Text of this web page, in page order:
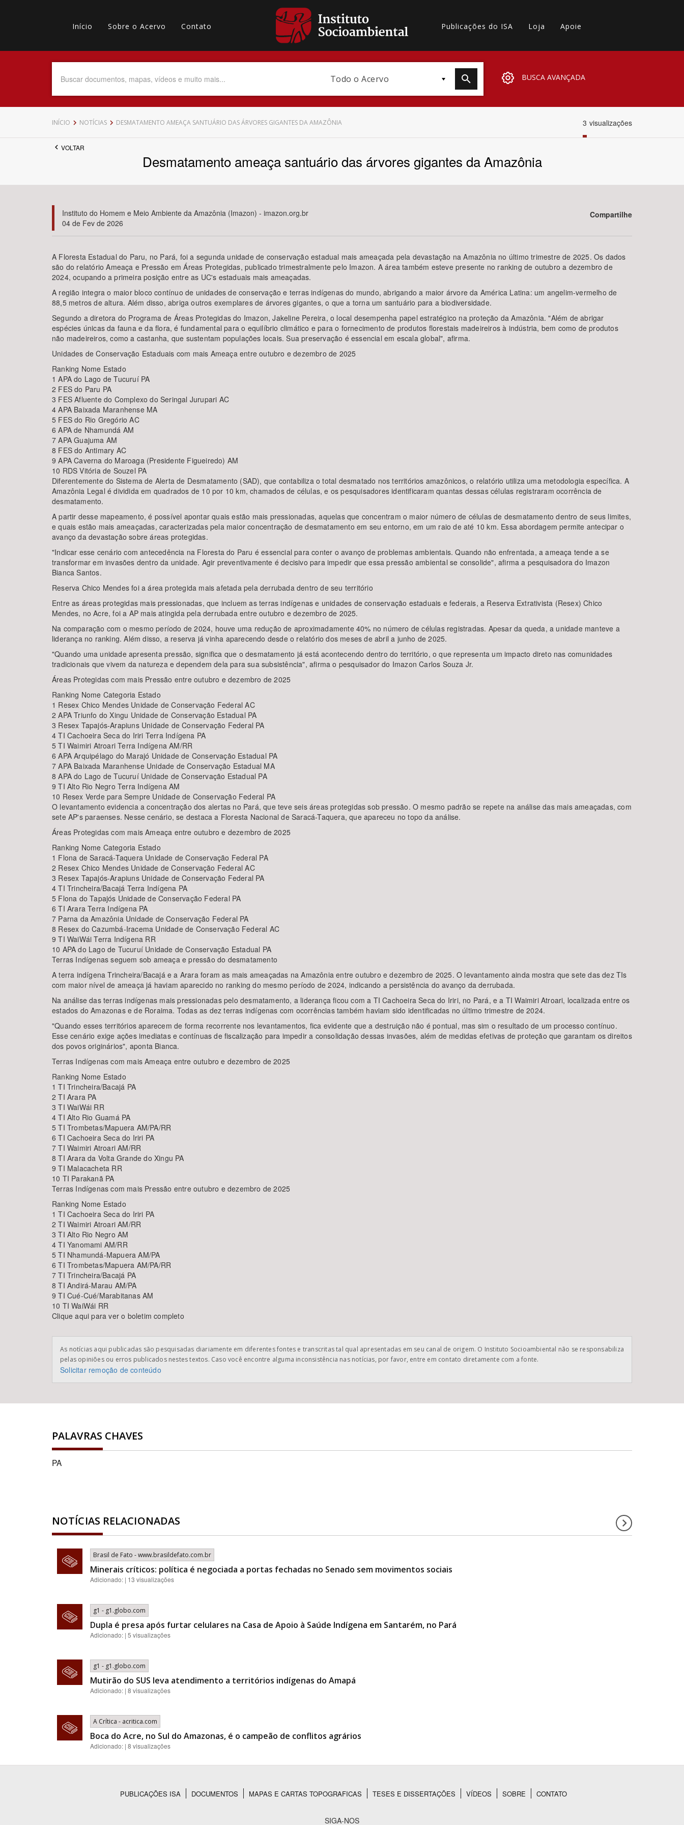
Main
navigation
Início Sobre o Acervo Contato
secundário
Publicações do ISA Loja Apoie
Todo o Acervo BUSCA AVANÇADA
Data do Documento Até
Tema
Área de Levantamento
INÍCIO NOTÍCIAS DESMATAMENTO AMEAÇA SANTUÁRIO DAS ÁRVORES GIGANTES DA AMAZÔNIA 3 visualizações
VOLTAR
Desmatamento ameaça santuário das árvores gigantes da Amazônia
Instituto do Homem e Meio Ambiente da Amazônia (Imazon) - imazon.org.br
04 de Fev de 2026
Compartilhe
A Floresta Estadual do Paru, no Pará, foi a segunda unidade de conservação estadual mais ameaçada pela devastação na Amazônia no último trimestre de 2025. Os dados
são do relatório Ameaça e Pressão em Áreas Protegidas, publicado trimestralmente pelo Imazon. A área também esteve presente no ranking de outubro a dezembro de
2024, ocupando a primeira posição entre as UC's estaduais mais ameaçadas.
A região integra o maior bloco contínuo de unidades de conservação e terras indígenas do mundo, abrigando a maior árvore da América Latina: um angelim-vermelho de
88,5 metros de altura. Além disso, abriga outros exemplares de árvores gigantes, o que a torna um santuário para a biodiversidade.
Segundo a diretora do Programa de Áreas Protegidas do Imazon, Jakeline Pereira, o local desempenha papel estratégico na proteção da Amazônia. "Além de abrigar
espécies únicas da fauna e da flora, é fundamental para o equilíbrio climático e para o fornecimento de produtos florestais madeireiros à indústria, bem como de produtos
não madeireiros, como a castanha, que sustentam populações locais. Sua preservação é essencial em escala global", afirma.
Unidades de Conservação Estaduais com mais Ameaça entre outubro e dezembro de 2025
Ranking Nome Estado
1 APA do Lago de Tucuruí PA
2 FES do Paru PA
3 FES Afluente do Complexo do Seringal Jurupari AC
4 APA Baixada Maranhense MA
5 FES do Rio Gregório AC
6 APA de Nhamundá AM
7 APA Guajuma AM
8 FES do Antimary AC
9 APA Caverna do Maroaga (Presidente Figueiredo) AM
10 RDS Vitória de Souzel PA
Diferentemente do Sistema de Alerta de Desmatamento (SAD), que contabiliza o total desmatado nos territórios amazônicos, o relatório utiliza uma metodologia específica. A
Amazônia Legal é dividida em quadrados de 10 por 10 km, chamados de células, e os pesquisadores identificaram quantas dessas células registraram ocorrência de
desmatamento.
A partir desse mapeamento, é possível apontar quais estão mais pressionadas, aquelas que concentram o maior número de células de desmatamento dentro de seus limites,
e quais estão mais ameaçadas, caracterizadas pela maior concentração de desmatamento em seu entorno, em um raio de até 10 km. Essa abordagem permite antecipar o
avanço da devastação sobre áreas protegidas.
"Indicar esse cenário com antecedência na Floresta do Paru é essencial para conter o avanço de problemas ambientais. Quando não enfrentada, a ameaça tende a se
transformar em invasões dentro da unidade. Agir preventivamente é decisivo para impedir que essa pressão ambiental se consolide", afirma a pesquisadora do Imazon
Bianca Santos.
Reserva Chico Mendes foi a área protegida mais afetada pela derrubada dentro de seu território
Entre as áreas protegidas mais pressionadas, que incluem as terras indígenas e unidades de conservação estaduais e federais, a Reserva Extrativista (Resex) Chico
Mendes, no Acre, foi a AP mais atingida pela derrubada entre outubro e dezembro de 2025.
Na comparação com o mesmo período de 2024, houve uma redução de aproximadamente 40% no número de células registradas. Apesar da queda, a unidade manteve a
liderança no ranking. Além disso, a reserva já vinha aparecendo desde o relatório dos meses de abril a junho de 2025.
"Quando uma unidade apresenta pressão, significa que o desmatamento já está acontecendo dentro do território, o que representa um impacto direto nas comunidades
tradicionais que vivem da natureza e dependem dela para sua subsistência", afirma o pesquisador do Imazon Carlos Souza Jr.
Áreas Protegidas com mais Pressão entre outubro e dezembro de 2025
Ranking Nome Categoria Estado
1 Resex Chico Mendes Unidade de Conservação Federal AC
2 APA Triunfo do Xingu Unidade de Conservação Estadual PA
3 Resex Tapajós-Arapiuns Unidade de Conservação Federal PA
4 TI Cachoeira Seca do Iriri Terra Indígena PA
5 TI Waimiri Atroari Terra Indígena AM/RR
6 APA Arquipélago do Marajó Unidade de Conservação Estadual PA
7 APA Baixada Maranhense Unidade de Conservação Estadual MA
8 APA do Lago de Tucuruí Unidade de Conservação Estadual PA
9 TI Alto Rio Negro Terra Indígena AM
10 Resex Verde para Sempre Unidade de Conservação Federal PA
O levantamento evidencia a concentração dos alertas no Pará, que teve seis áreas protegidas sob pressão. O mesmo padrão se repete na análise das mais ameaçadas, com
sete AP's paraenses. Nesse cenário, se destaca a Floresta Nacional de Saracá-Taquera, que apareceu no topo da análise.
Áreas Protegidas com mais Ameaça entre outubro e dezembro de 2025
Ranking Nome Categoria Estado
1 Flona de Saracá-Taquera Unidade de Conservação Federal PA
2 Resex Chico Mendes Unidade de Conservação Federal AC
3 Resex Tapajós-Arapiuns Unidade de Conservação Federal PA
4 TI Trincheira/Bacajá Terra Indígena PA
5 Flona do Tapajós Unidade de Conservação Federal PA
6 TI Arara Terra Indígena PA
7 Parna da Amazônia Unidade de Conservação Federal PA
8 Resex do Cazumbá-Iracema Unidade de Conservação Federal AC
9 TI WaiWái Terra Indígena RR
10 APA do Lago de Tucuruí Unidade de Conservação Estadual PA
Terras Indígenas seguem sob ameaça e pressão do desmatamento
A terra indígena Trincheira/Bacajá e a Arara foram as mais ameaçadas na Amazônia entre outubro e dezembro de 2025. O levantamento ainda mostra que sete das dez TIs
com maior nível de ameaça já haviam aparecido no ranking do mesmo período de 2024, indicando a persistência do avanço da derrubada.
Na análise das terras indígenas mais pressionadas pelo desmatamento, a liderança ficou com a TI Cachoeira Seca do Iriri, no Pará, e a TI Waimiri Atroari, localizada entre os
estados do Amazonas e de Roraima. Todas as dez terras indígenas com ocorrências também haviam sido identificadas no último trimestre de 2024.
"Quando esses territórios aparecem de forma recorrente nos levantamentos, fica evidente que a destruição não é pontual, mas sim o resultado de um processo contínuo.
Esse cenário exige ações imediatas e contínuas de fiscalização para impedir a consolidação dessas invasões, além de medidas efetivas de proteção que garantam os direitos
dos povos originários", aponta Bianca.
Terras Indígenas com mais Ameaça entre outubro e dezembro de 2025
Ranking Nome Estado
1 TI Trincheira/Bacajá PA
2 TI Arara PA
3 TI WaiWái RR
4 TI Alto Rio Guamá PA
5 TI Trombetas/Mapuera AM/PA/RR
6 TI Cachoeira Seca do Iriri PA
7 TI Waimiri Atroari AM/RR
8 TI Arara da Volta Grande do Xingu PA
9 TI Malacacheta RR
10 TI Parakanã PA
Terras Indígenas com mais Pressão entre outubro e dezembro de 2025
Ranking Nome Estado
1 TI Cachoeira Seca do Iriri PA
2 TI Waimiri Atroari AM/RR
3 TI Alto Rio Negro AM
4 TI Yanomami AM/RR
5 TI Nhamundá-Mapuera AM/PA
6 TI Trombetas/Mapuera AM/PA/RR
7 TI Trincheira/Bacajá PA
8 TI Andirá-Marau AM/PA
9 TI Cué-Cué/Marabitanas AM
10 TI WaiWái RR
Clique aqui para ver o boletim completo
As notícias aqui publicadas são pesquisadas diariamente em diferentes fontes e transcritas tal qual apresentadas em seu canal de origem. O Instituto Socioambiental não se responsabiliza
pelas opiniões ou erros publicados nestes textos. Caso você encontre alguma inconsistência nas notícias, por favor, entre em contato diretamente com a fonte.
Solicitar remoção de conteúdo
PALAVRAS CHAVES
PA
NOTÍCIAS RELACIONADAS
Brasil de Fato - www.brasildefato.com.br
Minerais críticos: política é negociada a portas fechadas no Senado sem movimentos sociais
Adicionado: | 13 visualizações
g1 - g1.globo.com
Dupla é presa após furtar celulares na Casa de Apoio à Saúde Indígena em Santarém, no Pará
Adicionado: | 5 visualizações
g1 - g1.globo.com
Mutirão do SUS leva atendimento a territórios indígenas do Amapá
Adicionado: | 8 visualizações
A Crítica - acritica.com
Boca do Acre, no Sul do Amazonas, é o campeão de conflitos agrários
Adicionado: | 8 visualizações
PUBLICAÇÕES ISA DOCUMENTOS MAPAS E CARTAS TOPOGRAFICAS TESES E DISSERTAÇÕES VÍDEOS SOBRE CONTATO
SIGA-NOS